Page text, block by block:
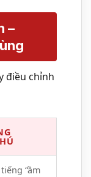
–
điều chỉnh
“ầm